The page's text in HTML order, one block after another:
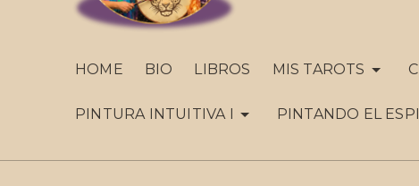
HOME BIO LIBROS MIS TAROTS
PINTURA INTUITIVA I PINTANDO EL